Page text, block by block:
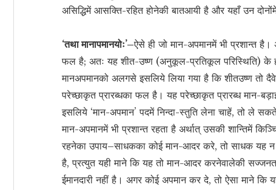
असिद्धिमें आसक्ति-रहित होनेकी बातआयी है और यहाँ उन
‘तथा मानापमानयोः’–ऐसे ही जो मान-अपमानमें भी प्रशान्त
फल है; अतः यह शीत-उष्ण (अनुकूल-प्रतिकूल परिस्थिति) के
मानअपमानको अलगसे इसलिये लिया गया है कि शीतउष्ण तो
परेच्छाकृत प्रारब्धका फल है। यह परेच्छाकृत प्रारब्ध मान-
इसलिये ‘मान-अपमान’ पदमें निन्दा-स्तुति लेना चाहें, तो ले
मान-अपमानमें भी प्रशान्त रहता है अर्थात् उसकी शान्तिमें
रहनेका उपाय–साधकका कोई मान-आदर करे, तो साधक यह न
है, प्रत्युत यही माने कि यह तो मान-आदर करनेवालेकी
ईमानदारी नहीं है। अगर कोई अपमान कर दे, तो ऐसा माने